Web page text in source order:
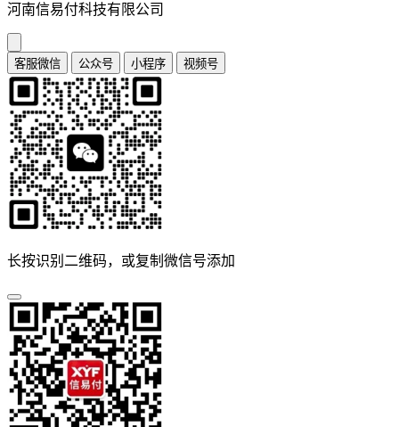
河南信易付科技有限公司
客服微信 公众号 小程序 视频号
长按识别二维码，或复制微信号添加